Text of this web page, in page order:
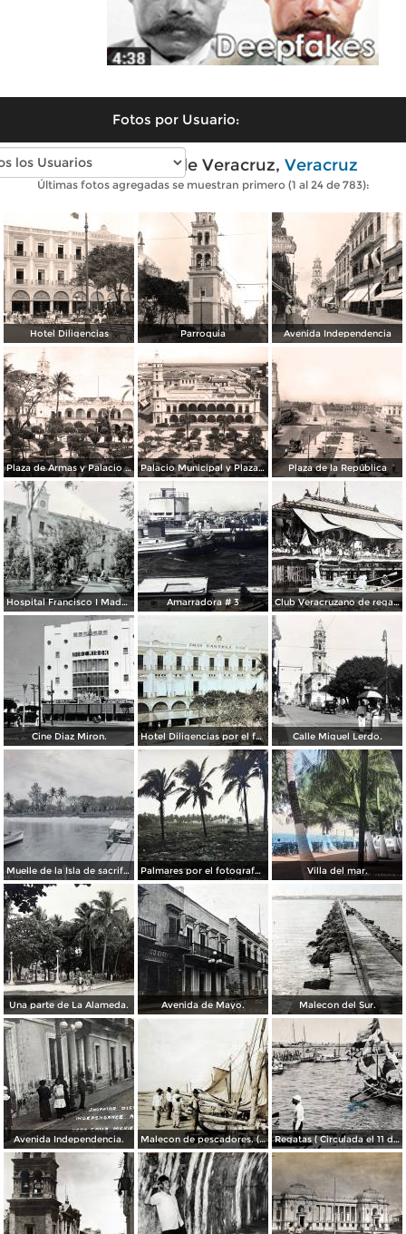
Fotos por Usuario:
Fotos antiguas de Veracruz, Veracruz
Últimas fotos agregadas se muestran primero (1 al 24 de 783):
Hotel Diligencias Parroquia Avenida Independencia
Plaza de Armas y Palacio Municipal Palacio Municipal y Plaza de Armas Plaza de la República
Hospital Francisco I Madero. Amarradora # 3 Club Veracruzano de regatas.
Cine Diaz Miron. Hotel Diligencias por el fotografo Walter E Hadsell. ( Circulada el 17 de Febrero de 1914 ). Calle Miguel Lerdo.
Muelle de la Isla de sacrificios. Palmares por el fotografo Hugo Brehme. Villa del mar.
Una parte de La Alameda. Avenida de Mayo. Malecon del Sur.
Avenida Independencia. Malecon de pescadores. ( Circulada el 12 de Agosto de 1911 ). Regatas ( Circulada el 11 de Abril de 1926 ).